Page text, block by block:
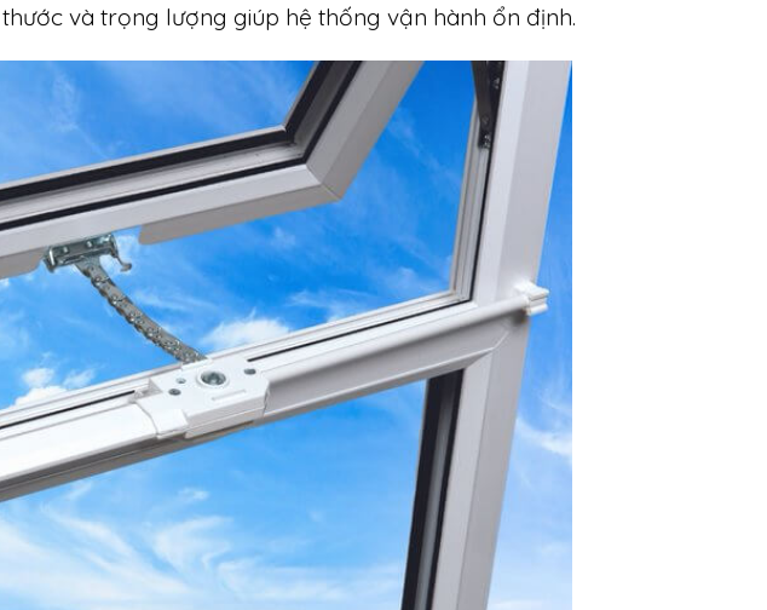
và trọng lượng giúp hệ thống vận hành ổn định.